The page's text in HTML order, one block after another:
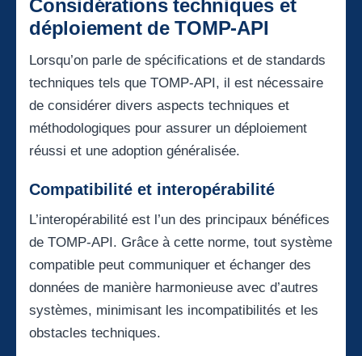
Considérations techniques et
déploiement de TOMP-API
Lorsqu’on parle de spécifications et de standards
techniques tels que TOMP-API, il est nécessaire
de considérer divers aspects techniques et
méthodologiques pour assurer un déploiement
réussi et une adoption généralisée.
Compatibilité et interopérabilité
L’interopérabilité est l’un des principaux bénéfices
de TOMP-API. Grâce à cette norme, tout système
compatible peut communiquer et échanger des
données de manière harmonieuse avec d’autres
systèmes, minimisant les incompatibilités et les
obstacles techniques.